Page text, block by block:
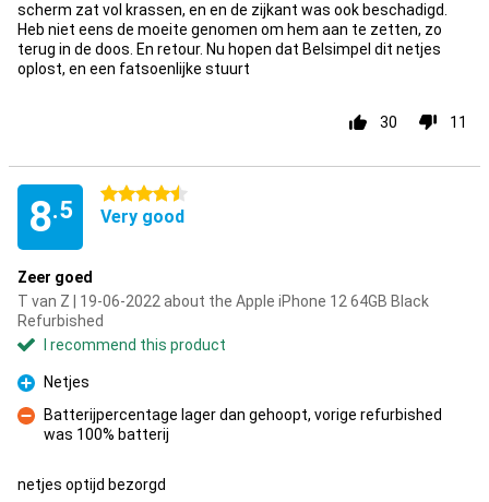
scherm zat vol krassen, en en de zijkant was ook beschadigd.
Heb niet eens de moeite genomen om hem aan te zetten, zo
terug in de doos. En retour. Nu hopen dat Belsimpel dit netjes
oplost, en een fatsoenlijke stuurt
30 11
8.5
4.5 stars
Very good
Zeer goed
T van Z | 19-06-2022 about the Apple iPhone 12 64GB Black
Refurbished
I recommend this product
Pro
Netjes
Con
Batterijpercentage lager dan gehoopt, vorige refurbished
was 100% batterij
netjes optijd bezorgd